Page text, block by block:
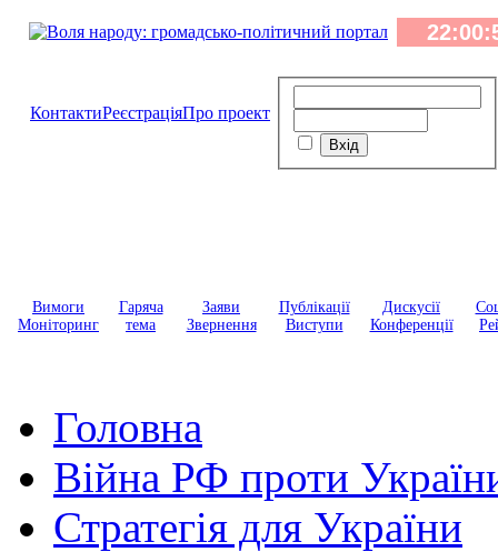
КонтактиРеєстраціяПро проект
Вимоги
Моніторинг
Гаряча
тема
Заяви
Звернення
Публікації
Виступи
Дискусії
Конференції
Головна
Війна РФ проти
Стратегія для України